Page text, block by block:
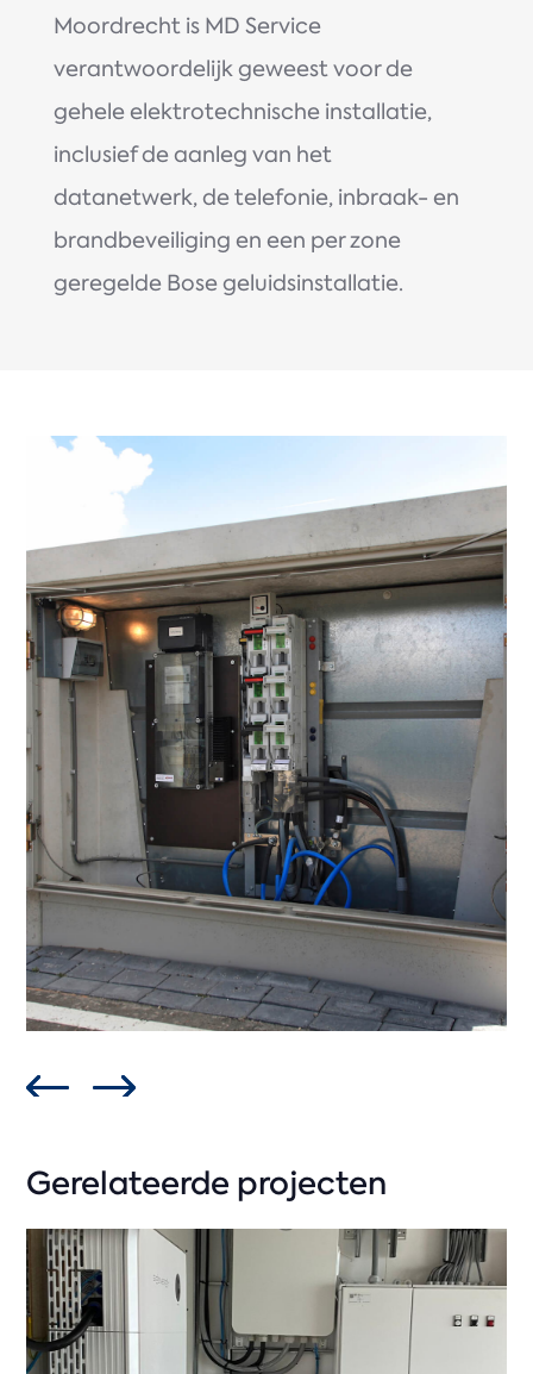
Moordrecht is MD Service
verantwoordelijk geweest voor de
gehele elektrotechnische installatie,
inclusief de aanleg van het
datanetwerk, de telefonie, inbraak- en
brandbeveiliging en een per zone
geregelde Bose geluidsinstallatie.
Gerelateerde projecten